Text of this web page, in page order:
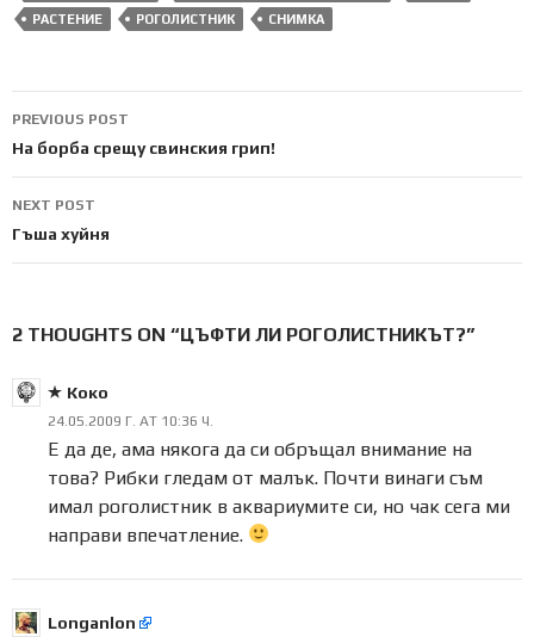
РАСТЕНИЕ
РОГОЛИСТНИК СНИМКА
Post
navigation
PREVIOUS POST
На борба срещу свинския грип!
NEXT POST
Гъша хуйня
2 THOUGHTS ON “ЦЪФТИ ЛИ РОГОЛИСТНИКЪТ?”
Коко
24.05.2009 Г. AT 10:36 Ч.
Е да де, ама някога да си обръщал внимание на
това? Рибки гледам от малък. Почти винаги съм
имал роголистник в аквариумите си, но чак сега ми
направи впечатление.
Longanlon